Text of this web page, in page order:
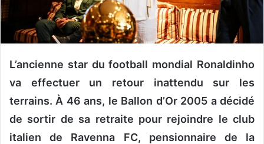
o
u
r
i
e
L’ancienne star du football mondial Ronaldinho
va effectuer un retour inattendu sur les
terrains. À 46 ans, le Ballon d’Or 2005 a décidé
de sortir de sa retraite pour rejoindre le club
italien de Ravenna FC, pensionnaire de la